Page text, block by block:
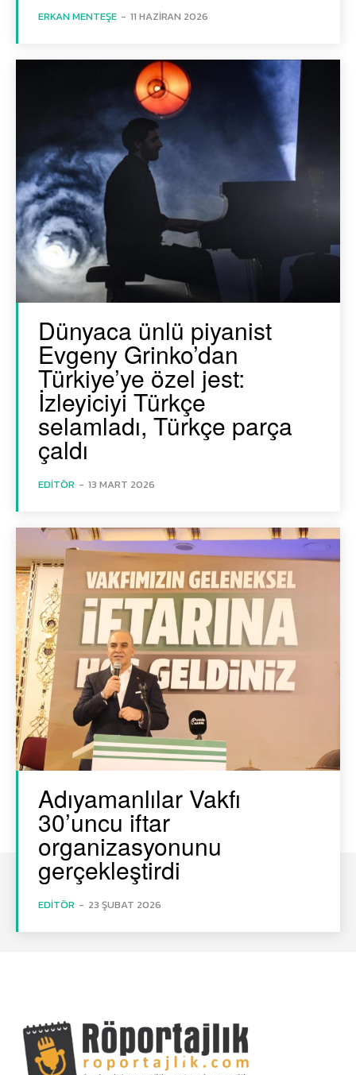
ERKAN MENTEŞE - 11 HAZIRAN 2026
Dünyaca ünlü piyanist
Evgeny Grinko’dan
Türkiye’ye özel jest:
İzleyiciyi Türkçe
selamladı, Türkçe parça
çaldı
EDITÖR - 13 MART 2026
Adıyamanlılar Vakfı
30’uncu iftar
organizasyonunu
gerçekleştirdi
EDITÖR - 23 ŞUBAT 2026